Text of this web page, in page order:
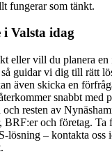
fungerar som tänkt.
Valsta idag
eller vill du planera en
guidar vi dig till rätt
även skicka en
snabbt med
resten av
BRF:er och företag. Ta
lösning – kontakta oss